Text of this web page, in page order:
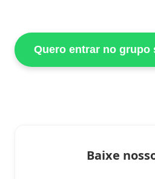
Quero entrar no grupo
Baixe